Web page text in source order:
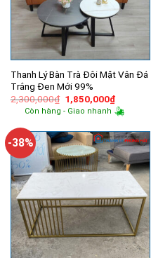
Thanh Lý Bàn Trà Đôi Mặt Vân Đá
Trắng Đen Mới 99%
2,300,000₫ Giá
gốc
là:
1,850,000₫Giá
hiện
tại
Còn hàng - Giao nhanh
-38%